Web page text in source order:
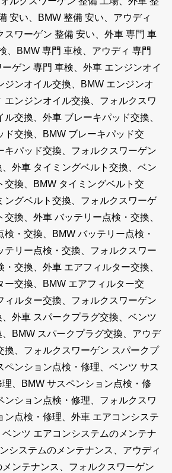
安い、BMW 整備 安い、アウディ
スワーゲン 整備 安い、外車 専門 車
、BMW 専門 車検、アウディ 専門
ゲン 専門 車検、外車 エンジンオイ
ジンオイル交換、BMW エンジンオ
エンジンオイル交換、フォルクスワ
交換、外車 ブレーキパッド交換、
ド交換、BMW ブレーキパッド交
キパッド交換、フォルクスワーゲン
外車 タイミングベルト交換、ベン
交換、BMW タイミングベルト交
ングベルト交換、フォルクスワーゲ
交換、外車 バッテリー点検・交換、
・交換、BMW バッテリー点検・
テリー点検・交換、フォルクスワー
交換、外車 エアフィルター交換、
ー交換、BMW エアフィルター交
ィルター交換、フォルクスワーゲン
外車 スパークプラグ交換、ベンツ
BMW スパークプラグ交換、アウデ
換、フォルクスワーゲン スパークプ
ペンション点検・修理、ベンツ サス
、BMW サスペンション点検・修
ンション点検・修理、フォルクスワ
ン点検・修理、外車 エアコンシステ
ンツ エアコンシステムのメンテナ
システムのメンテナンス、アウディ
ンテナンス、フォルクスワーゲン